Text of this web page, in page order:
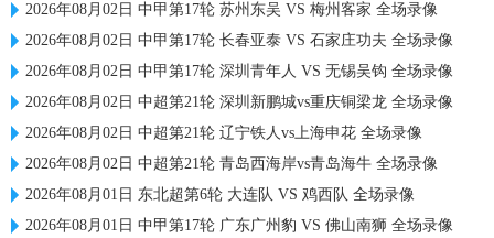
2026年08月02日 中甲第17轮 苏州东吴 VS 梅州客家 全场录像
2026年08月02日 中甲第17轮 长春亚泰 VS 石家庄功夫 全场录像
2026年08月02日 中甲第17轮 深圳青年人 VS 无锡吴钩 全场录像
2026年08月02日 中超第21轮 深圳新鹏城vs重庆铜梁龙 全场录像
2026年08月02日 中超第21轮 辽宁铁人vs上海申花 全场录像
2026年08月02日 中超第21轮 青岛西海岸vs青岛海牛 全场录像
2026年08月01日 东北超第6轮 大连队 VS 鸡西队 全场录像
2026年08月01日 中甲第17轮 广东广州豹 VS 佛山南狮 全场录像